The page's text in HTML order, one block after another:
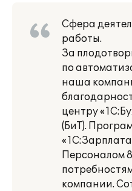
Сфера
работы.
За
по
наша
центру
(БиТ).
Персоналом
компании.